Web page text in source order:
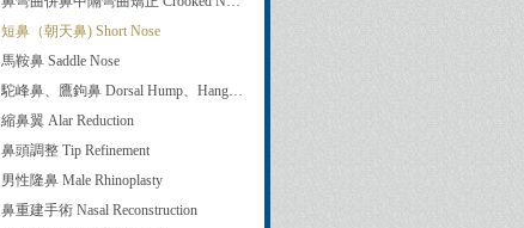
短鼻（朝天鼻) Short Nose
馬鞍鼻 Saddle Nose
駝峰鼻、鷹鉤鼻 Dorsal Hump、Hanging Columella
縮鼻翼 Alar Reduction
鼻頭調整 Tip Refinement
男性隆鼻 Male Rhinoplasty
鼻重建手術 Nasal Reconstruction